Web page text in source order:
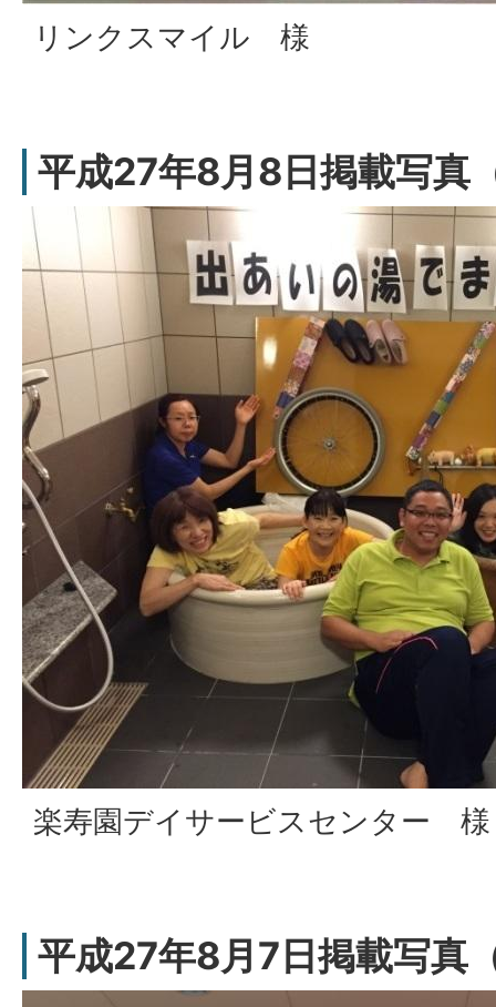
リンクスマイル 様
平成27年8月8日掲載写真
楽寿園デイサービスセンター 様
平成27年8月7日掲載写真